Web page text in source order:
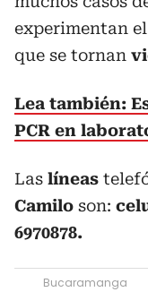
experimentan el
que se tornan
Lea también:
PCR en
Las líneas
Camilo son:
6970878.
Bucaramanga